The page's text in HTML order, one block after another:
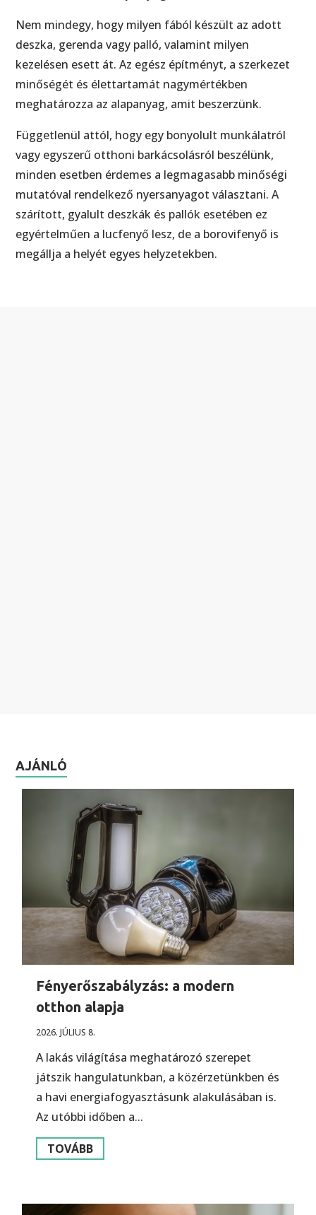
Nem mindegy, hogy milyen fából készült az adott
deszka, gerenda vagy palló, valamint milyen
kezelésen esett át. Az egész építményt, a szerkezet
minőségét és élettartamát nagymértékben
meghatározza az alapanyag, amit beszerzünk.
Függetlenül attól, hogy egy bonyolult munkálatról
vagy egyszerű otthoni barkácsolásról beszélünk,
minden esetben érdemes a legmagasabb minőségi
mutatóval rendelkező nyersanyagot választani. A
szárított, gyalult deszkák és pallók esetében ez
egyértelműen a lucfenyő lesz, de a borovifenyő is
megállja a helyét egyes helyzetekben.
AJÁNLÓ
Fényerőszabályzás: a modern
otthon alapja
2026. JÚLIUS 8.
A lakás világítása meghatározó szerepet
játszik hangulatunkban, a közérzetünkben és
a havi energiafogyasztásunk alakulásában is.
Az utóbbi időben a...
TOVÁBB